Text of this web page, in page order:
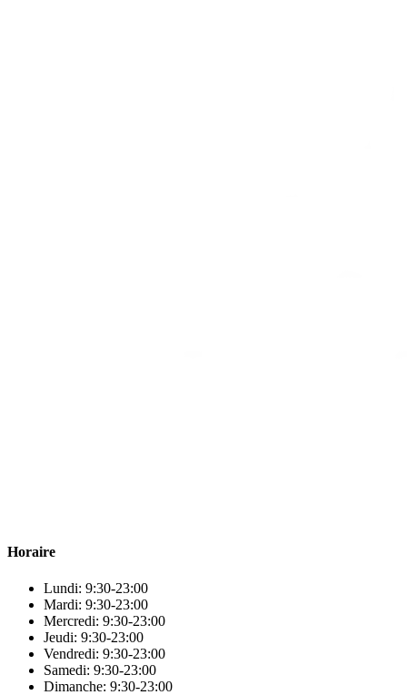
Horaire
Lundi: 9:30-23:00
Mardi: 9:30-23:00
Mercredi: 9:30-23:00
Jeudi: 9:30-23:00
Vendredi: 9:30-23:00
Samedi: 9:30-23:00
Dimanche: 9:30-23:00